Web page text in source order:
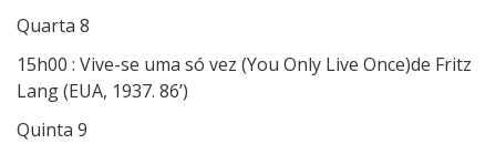
Quarta 8
15h00 : Vive-se uma só vez (You Only Live Once)de Fritz
Lang (EUA, 1937. 86’)
Quinta 9